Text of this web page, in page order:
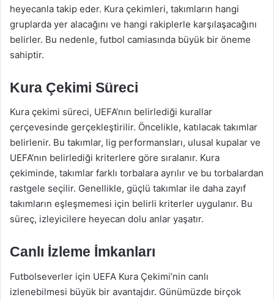
heyecanla takip eder. Kura çekimleri, takımların hangi
gruplarda yer alacağını ve hangi rakiplerle karşılaşacağını
belirler. Bu nedenle, futbol camiasında büyük bir öneme
sahiptir.
Kura Çekimi Süreci
Kura çekimi süreci, UEFA’nın belirlediği kurallar
çerçevesinde gerçekleştirilir. Öncelikle, katılacak takımlar
belirlenir. Bu takımlar, lig performansları, ulusal kupalar ve
UEFA’nın belirlediği kriterlere göre sıralanır. Kura
çekiminde, takımlar farklı torbalara ayrılır ve bu torbalardan
rastgele seçilir. Genellikle, güçlü takımlar ile daha zayıf
takımların eşleşmemesi için belirli kriterler uygulanır. Bu
süreç, izleyicilere heyecan dolu anlar yaşatır.
Canlı İzleme İmkanları
Futbolseverler için UEFA Kura Çekimi’nin canlı
izlenebilmesi büyük bir avantajdır. Günümüzde birçok